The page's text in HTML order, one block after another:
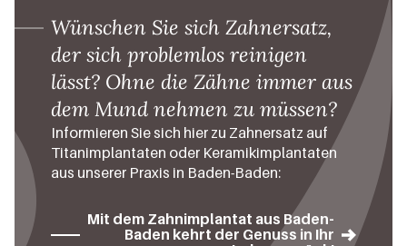
Wünschen Sie sich Zahnersatz,
der sich problemlos reinigen
lässt? Ohne die Zähne immer aus
dem Mund nehmen zu müssen?
Informieren Sie sich hier zu Zahnersatz auf
Titanimplantaten oder Keramikimplantaten
aus unserer Praxis in Baden-Baden:
Mit dem Zahnimplantat aus Baden-
Baden kehrt der Genuss in Ihr